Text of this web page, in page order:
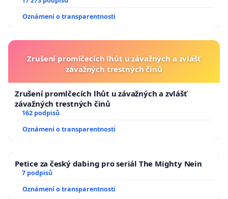
Oznámení o transparentnosti
Zrušení promlčecích lhůt u závažných a zvlášť
závažných trestných činů
Zrušení promlčecích lhůt u závažných a zvlášť
závažných trestných činů
162 podpisů
Oznámení o transparentnosti
Petice za český dabing pro seriál The Mighty Nein
7 podpisů
Oznámení o transparentnosti